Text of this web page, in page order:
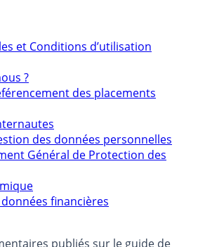
et Conditions d’utilisation
?
des placements
des données personnelles
Général de Protection des
financières